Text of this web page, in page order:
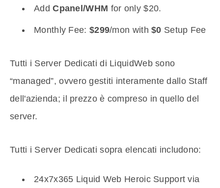
AddCpanel/WHM for only $20.
Monthly Fee: $299/mon with$0 Setup Fee
Tutti i Server Dedicati di LiquidWeb sono
“managed”, ovvero gestiti interamente dallo Staff
dell'azienda; il prezzo è compreso in quello del
server.
Tutti i Server Dedicati sopra elencati includono:
24x7x365 Liquid Web Heroic Support via